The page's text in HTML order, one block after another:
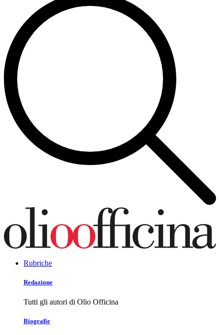
Rubriche
Redazione
Tutti gli autori di Olio Officina
Biografie